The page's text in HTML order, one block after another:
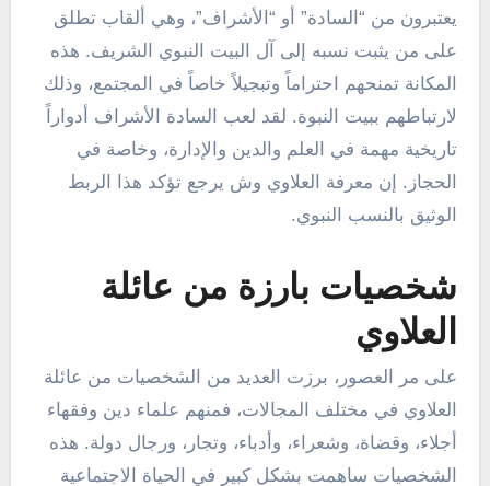
يعتبرون من “السادة” أو “الأشراف”، وهي ألقاب تطلق
على من يثبت نسبه إلى آل البيت النبوي الشريف. هذه
المكانة تمنحهم احتراماً وتبجيلاً خاصاً في المجتمع، وذلك
لارتباطهم ببيت النبوة. لقد لعب السادة الأشراف أدواراً
تاريخية مهمة في العلم والدين والإدارة، وخاصة في
الحجاز. إن معرفة العلاوي وش يرجع تؤكد هذا الربط
الوثيق بالنسب النبوي.
شخصيات بارزة من عائلة
العلاوي
على مر العصور، برزت العديد من الشخصيات من عائلة
العلاوي في مختلف المجالات، فمنهم علماء دين وفقهاء
أجلاء، وقضاة، وشعراء، وأدباء، وتجار، ورجال دولة. هذه
الشخصيات ساهمت بشكل كبير في الحياة الاجتماعية